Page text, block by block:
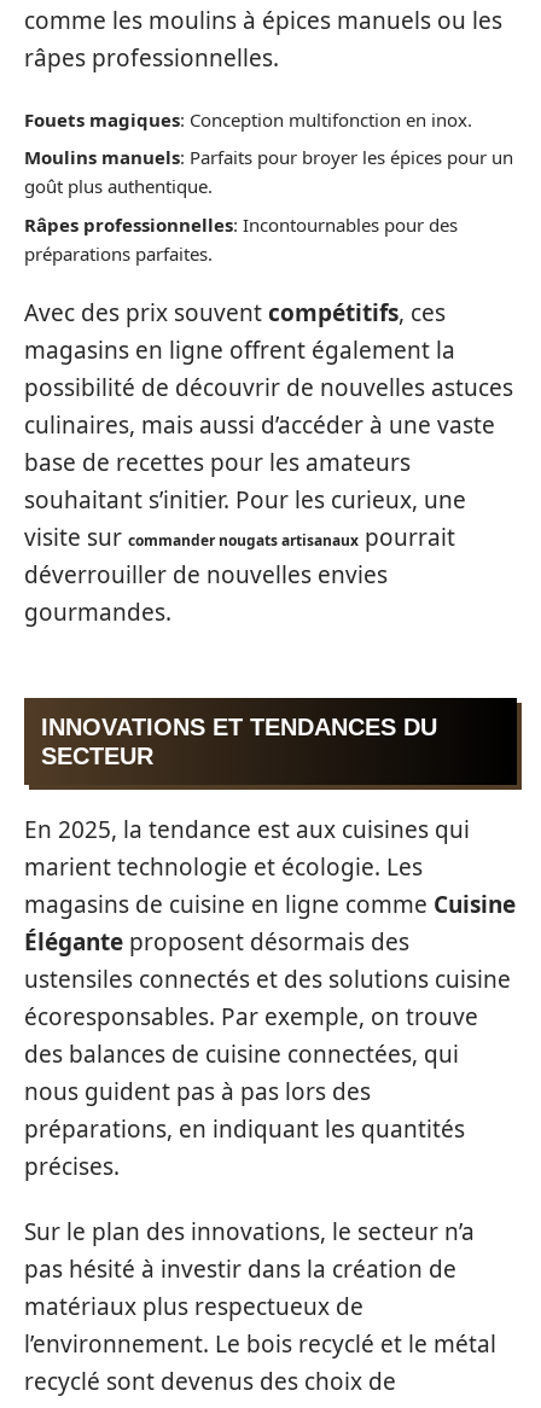
comme les moulins à épices manuels ou les
râpes professionnelles.
Fouets magiques: Conception multifonction en inox.
Moulins manuels: Parfaits pour broyer les épices pour un
goût plus authentique.
Râpes professionnelles: Incontournables pour des
préparations parfaites.
Avec des prix souventcompétitifs, ces
magasins en ligne offrent également la
possibilité de découvrir de nouvelles astuces
culinaires, mais aussi d’accéder à une vaste
base de recettes pour les amateurs
souhaitant s’initier. Pour les curieux, une
visite sur commander nougats artisanaux pourrait
déverrouiller de nouvelles envies
gourmandes.
INNOVATIONS ET TENDANCES DU
SECTEUR
En 2025, la tendance est aux cuisines qui
marient technologie et écologie. Les
magasins de cuisine en ligne comme Cuisine
Élégante proposent désormais des
ustensiles connectés et des solutions cuisine
écoresponsables. Par exemple, on trouve
des balances de cuisine connectées, qui
nous guident pas à pas lors des
préparations, en indiquant les quantités
précises.
Sur le plan des innovations, le secteur n’a
pas hésité à investir dans la création de
matériaux plus respectueux de
l’environnement. Le bois recyclé et le métal
recyclé sont devenus des choix de